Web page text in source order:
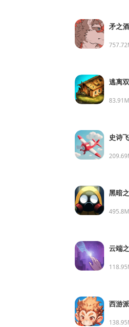
矛之
逃离
史诗
黑暗
云端
西游